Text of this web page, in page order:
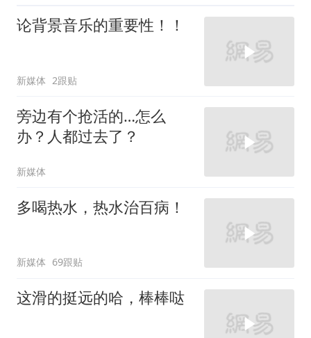
论背景音乐的重要性！！
新媒体 2跟贴
旁边有个抢活的…怎么
办？人都过去了？
新媒体
多喝热水，热水治百病！
新媒体 69跟贴
这滑的挺远的哈，棒棒哒